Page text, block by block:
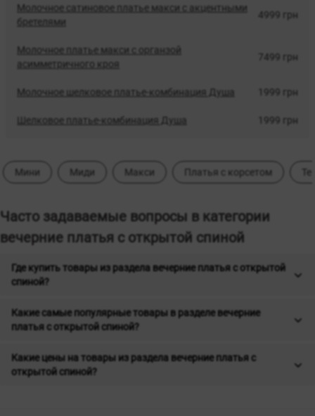
Молочное сатиновое платье макси с акцентными
бретелями
4999 грн
Молочное платье макси с органзой
асимметричного кроя
7499 грн
Молочное шелковое платье-комбинация Душа 1999 грн
Шелковое платье-комбинация Душа 1999 грн
Мини Миди Макси Платья с корсетом
Часто задаваемые вопросы в категории
вечерние платья с открытой спиной
Где купить товары из раздела вечерние платья с открытой
спиной?
Какие самые популярные товары в разделе вечерние
платья с открытой спиной?
Какие цены на товары из раздела вечерние платья с
открытой спиной?